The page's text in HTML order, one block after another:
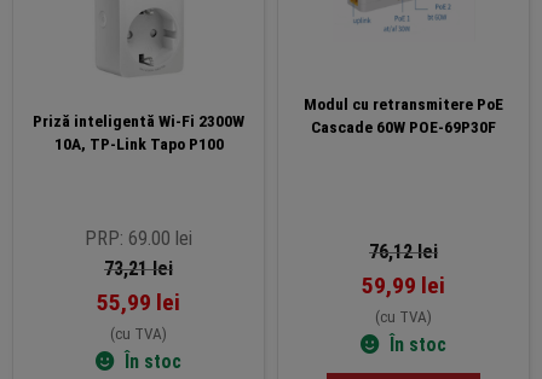
Priză inteligentă Wi-Fi 2300W
10A, TP-Link Tapo P100
PRP: 69.00 lei
73,21lei
55,99 lei
(cu TVA)
În stoc
Modul cu retransmitere PoE
Cascade 60W POE-69P30F
76,12lei
59,99 lei
(cu TVA)
În stoc